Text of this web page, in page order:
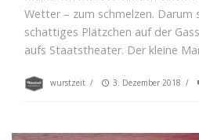
Wetter – zum schmelzen. Darum
schattiges Plätzchen auf der
aufs Staatstheater. Der kleine
wurstzeit / 3. Dezember 2018 /